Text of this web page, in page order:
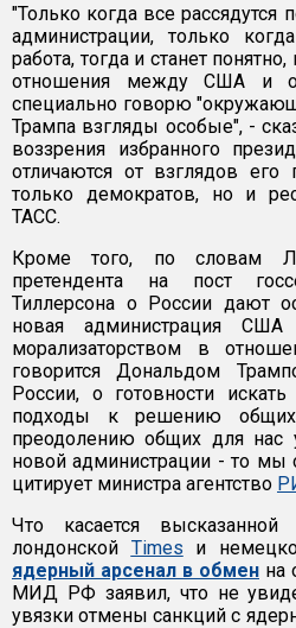
"Только когда все
администрации, только
работа, тогда и станет
отношения между США и
специально говорю
Трампа взгляды особые", -
воззрения избранного
отличаются от взглядов
только демократов, но и
ТАСС.
Кроме того, по словам
претендента на пост
Тиллерсона о России дают
новая администрация
морализаторством в
говорится Дональдом
России, о готовности
подходы к решению
преодолению общих для нас
новой администрации - то мы
цитирует министра агентство
Что касается
лондонской Times и
ядерный арсенал в обмен на
МИД РФ заявил, что не
увязки отмены санкций с